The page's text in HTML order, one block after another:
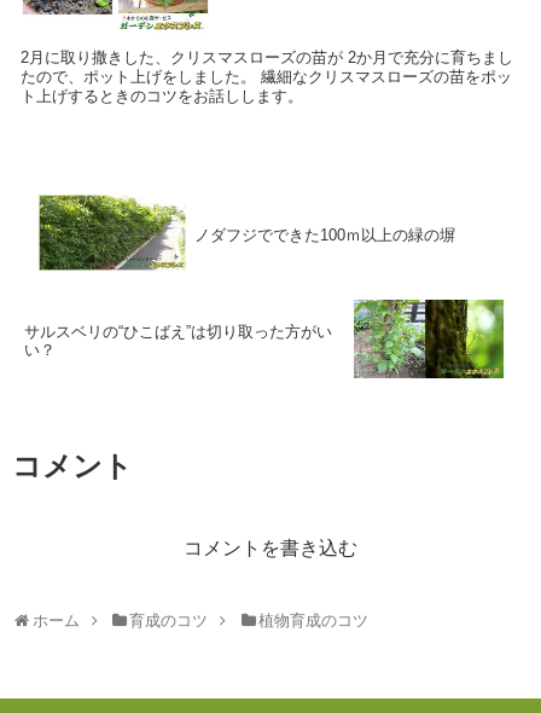
2月に取り撒きした、クリスマスローズの苗が 2か月で充分に育ちまし
たので、ポット上げをしました。 繊細なクリスマスローズの苗をポッ
ト上げするときのコツをお話しします。
ノダフジでできた100ｍ以上の緑の塀
サルスベリの“ひこばえ”は切り取った方がい
い？
コメント
コメントを書き込む
ホーム 育成のコツ 植物育成のコツ